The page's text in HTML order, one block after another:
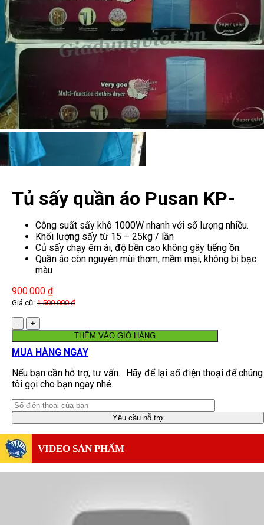
Tủ sấy quần áo Pusan KP-
G90Công suất sấy khô 1000W nhanh với số lượng nhiều.
Khối lượng sấy từ 15 – 25kg / lần
Củ sấy chạy êm ái, độ bền cao không gây tiếng ồn.
Quần áo còn nguyên mùi thơm, mềm mại, không bị bạc
màu
900.000 ₫
Giá cũ: 1.500.000₫
Số
lượng
THÊM VÀO GIỎ HÀNG
MUA HÀNG NGAY
Nếu bạn cần hỗ trợ, tư vấn... Hãy để lại số điện thoại để chúng
tôi gọi cho bạn ngay nhé.
VIDEO SẢN PHẨM